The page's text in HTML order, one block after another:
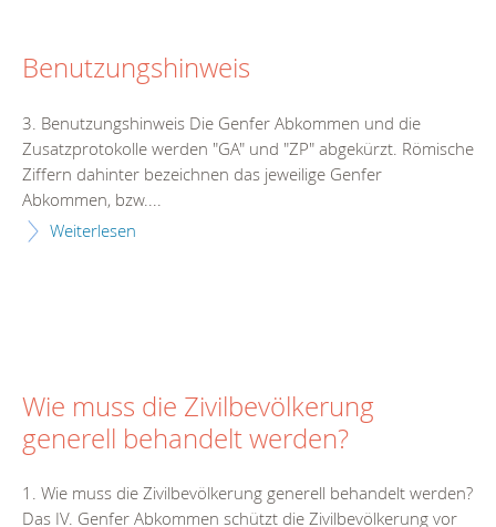
Benutzungshinweis
3. Benutzungshinweis Die Genfer Abkommen und die
Zusatzprotokolle werden "GA" und "ZP" abgekürzt. Römische
Ziffern dahinter bezeichnen das jeweilige Genfer
Abkommen, bzw....
Weiterlesen
Wie muss die Zivilbevölkerung
generell behandelt werden?
1. Wie muss die Zivilbevölkerung generell behandelt werden?
Das IV. Genfer Abkommen schützt die Zivilbevölkerung vor